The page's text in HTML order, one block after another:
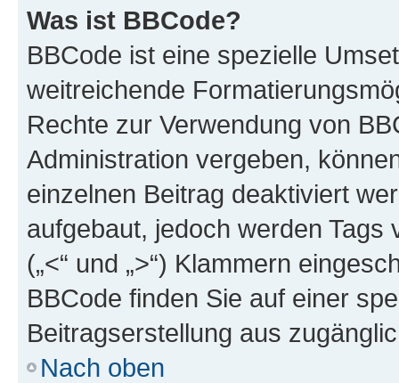
Was ist BBCode?
BBCode ist eine spezielle
weitreichende
Rechte zur Verwendung von
Administration vergeben,
einzelnen Beitrag deaktiviert
aufgebaut, jedoch werden Tags
(„<“ und „>“) Klammern
BBCode finden Sie auf einer
Beitragserstellung aus
Nach oben